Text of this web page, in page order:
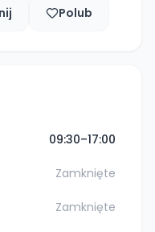
Polub
09:30–17:00
Zamknięte
Zamknięte